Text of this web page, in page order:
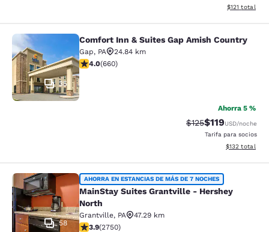
Ver detalles
$121 total
Comfort Inn & Suites Gap Amish
35
Comfort Inn & Suites Gap Amish Country
Gap, PA
24.84 km
calificación de 3.99 estrellas. Bueno. 660 reseñas
4.0(660)
Ahorra 5 %
Precio tachado:
$125Precio con
$119USD/noche
Tarifa para socios
Ver detalles
$132 total
MainStay Suites Grantville -
58
AHORRA EN ESTANCIAS DE MÁS DE 7 NOCHES
MainStay Suites Grantville - Hershey
North
Grantville, PA
47.29 km
calificación de 3.9 estrellas. Bueno. 2750 reseñas
3.9(2750)